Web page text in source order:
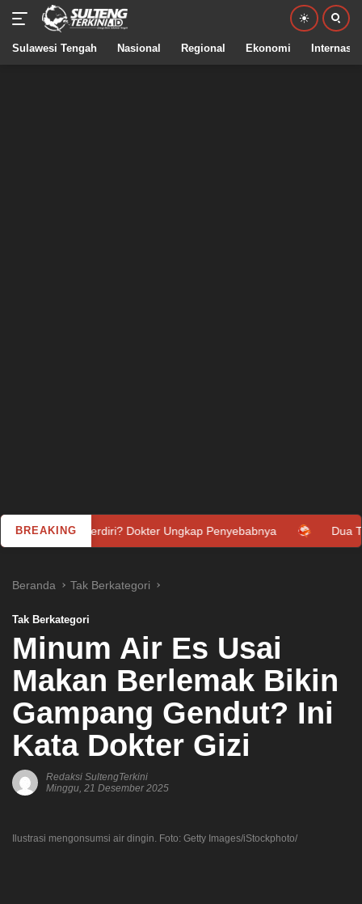
Sulawesi Tengah Nasional Regional Ekonomi
BREAKING
Dokter Ungkap Penyebabnya Dua Tentara Israel
Beranda Tak Berkategori
Tak Berkategori
Minum Air Es Usai
Makan Berlemak Bikin
Gampang Gendut? Ini
Kata Dokter Gizi
Redaksi SultengTerkini
Minggu, 21 Desember 2025
Ilustrasi mengonsumsi air dingin. Foto: Getty Images/iStockphoto/